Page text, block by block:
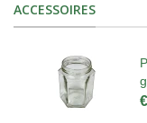
ACCESSOIRES